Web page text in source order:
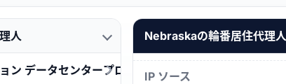
人
ン データセンタープロキシ
Nebraskaの輪番居住代理人
IP ソース